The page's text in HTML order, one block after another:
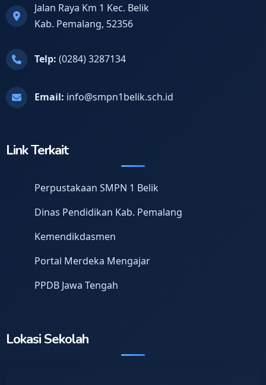
Jalan Raya Km 1 Kec. Belik
Kab. Pemalang, 52356
Telp: (0284) 3287134
Email: info@smpn1belik.sch.id
Link Terkait
Perpustakaan SMPN 1 Belik
Dinas Pendidikan Kab. Pemalang
Kemendikdasmen
Portal Merdeka Mengajar
PPDB Jawa Tengah
Lokasi Sekolah